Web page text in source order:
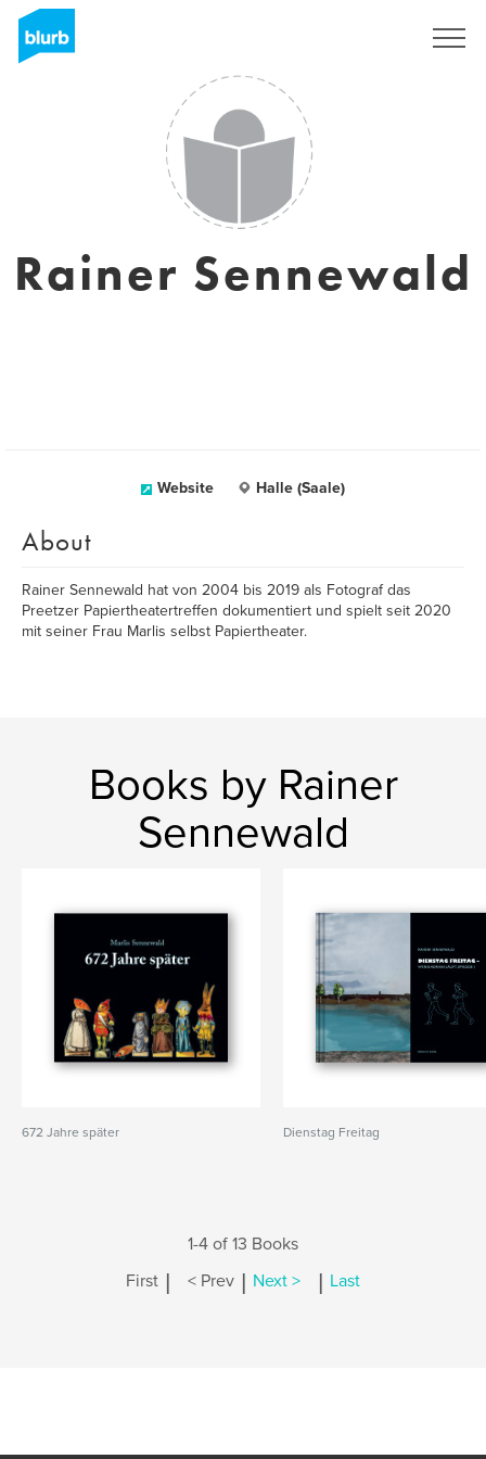
Rainer Sennewald
Website Halle (Saale)
About
Rainer Sennewald hat von 2004 bis 2019 als Fotograf das
Preetzer Papiertheatertreffen dokumentiert und spielt seit 2020
mit seiner Frau Marlis selbst Papiertheater.
Books by Rainer
Sennewald
672 Jahre später Dienstag Freitag
1-4 of 13 Books
First | < Prev | Next > | Last